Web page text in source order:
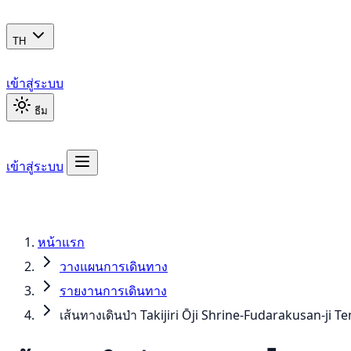
TH
เข้าสู่ระบบ
ธีม
เข้าสู่ระบบ
หน้าแรก
วางแผนการเดินทาง
รายงานการเดินทาง
เส้นทางเดินป่า Takijiri Ōji Shrine-Fudarakusan-ji